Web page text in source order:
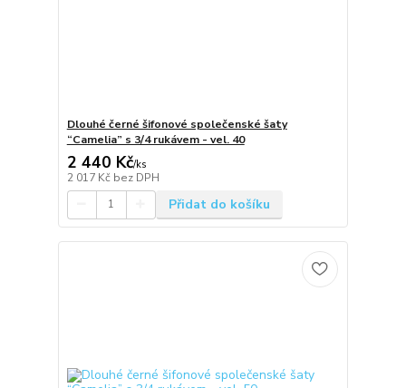
Dlouhé černé šifonové společenské šaty
“Camelia” s 3/4 rukávem - vel. 40
2 440 Kč/ks
2 017 Kč bez DPH
Přidat do košíku